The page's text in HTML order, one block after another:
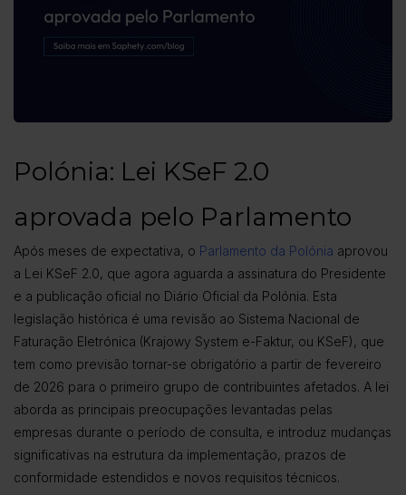
Polónia: Lei KSeF 2.0
aprovada pelo Parlamento
Após meses de expectativa, o Parlamento da Polónia aprovou
a Lei KSeF 2.0, que agora aguarda a assinatura do Presidente
e a publicação oficial no Diário Oficial da Polónia. Esta
legislação histórica é uma revisão ao Sistema Nacional de
Faturação Eletrónica (Krajowy System e-Faktur, ou KSeF), que
tem como previsão tornar-se obrigatório a partir de fevereiro
de 2026 para o primeiro grupo de contribuintes afetados. A lei
aborda as principais preocupações levantadas pelas
empresas durante o período de consulta, e introduz mudanças
significativas na estrutura da implementação, prazos de
conformidade estendidos e novos requisitos técnicos.